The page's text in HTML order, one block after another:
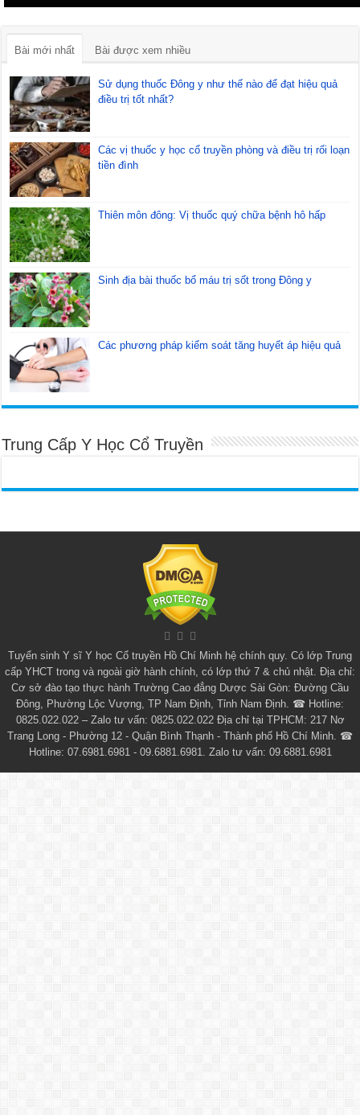
Bài mới nhất Bài được xem nhiều
Sử dụng thuốc Đông y như thế nào để đạt hiệu quả
điều trị tốt nhất?
Các vị thuốc y học cổ truyền phòng và điều trị rối loạn
tiền đình
Thiên môn đông: Vị thuốc quý chữa bệnh hô hấp
Sinh địa bài thuốc bổ máu trị sốt trong Đông y
Các phương pháp kiểm soát tăng huyết áp hiệu quả
Trung Cấp Y Học Cổ Truyền
Tuyển sinh Y sĩ Y học Cổ truyền Hồ Chí Minh hệ chính quy. Có lớp Trung
cấp YHCT trong và ngoài giờ hành chính, có lớp thứ 7 & chủ nhật. Địa chỉ:
Cơ sở đào tạo thực hành Trường Cao đẳng Dược Sài Gòn: Đường Cầu
Đông, Phường Lộc Vượng, TP Nam Định, Tỉnh Nam Định. ☎ Hotline:
0825.022.022 – Zalo tư vấn: 0825.022.022 Địa chỉ tại TPHCM: 217 Nơ
Trang Long - Phường 12 - Quận Bình Thạnh - Thành phố Hồ Chí Minh. ☎
Hotline: 07.6981.6981 - 09.6881.6981. Zalo tư vấn: 09.6881.6981